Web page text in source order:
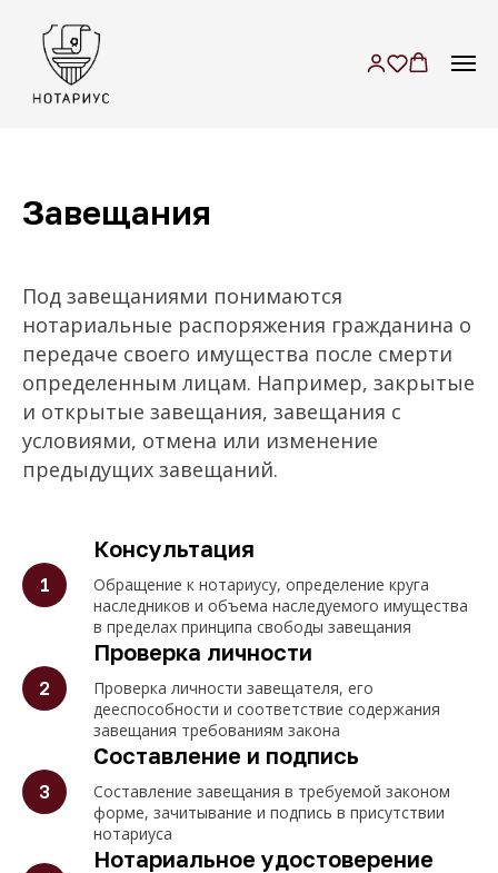
Селезневская, дом 30, к.
Б-В, 2 этаж, пом. 229
Завещания
Под завещаниями понимаются
нотариальные распоряжения гражданина о
передаче своего имущества после смерти
определенным лицам. Например, закрытые
и открытые завещания, завещания с
условиями, отмена или изменение
предыдущих завещаний.
Консультация
Обращение к нотариусу, определение круга
наследников и объема наследуемого имущества
в пределах принципа свободы завещания
Проверка личности
Проверка личности завещателя, его
дееспособности и соответствие содержания
завещания требованиям закона
Составление и подпись
Составление завещания в требуемой законом
форме, зачитывание и подпись в присутствии
нотариуса
Нотариальное удостоверение